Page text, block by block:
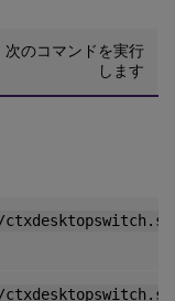
次のコマンドを実行
します